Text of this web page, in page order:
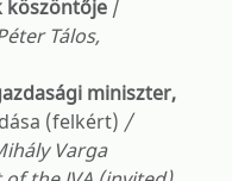
köszöntője /
Tálos,
miniszter,
(felkért) /
Varga